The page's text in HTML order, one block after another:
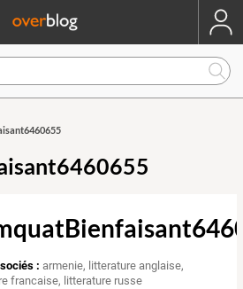
: armenie, litterature anglaise,
francaise, litterature russe